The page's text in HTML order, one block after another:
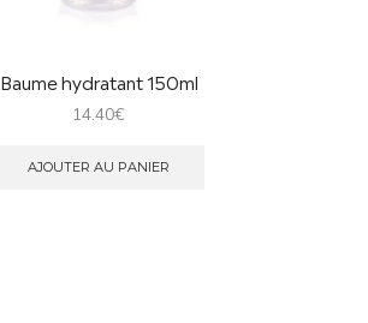
Baume hydratant 150ml
14.40€
AJOUTER AU PANIER